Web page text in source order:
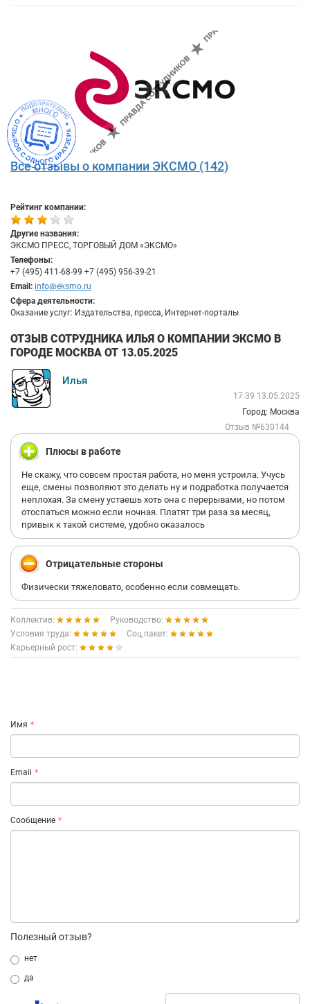
Все отзывы о компании ЭКСМО (142)
Рейтинг компании:
Другие названия:
ЭКСМО ПРЕСС, ТОРГОВЫЙ ДОМ «ЭКСМО»
Телефоны:
+7 (495) 411-68-99 +7 (495) 956-39-21
Email: info@eksmo.ru
Сфера деятельности:
Оказание услуг: Издательства, пресса, Интернет-порталы
ОТЗЫВ СОТРУДНИКА ИЛЬЯ О КОМПАНИИ ЭКСМО В
ГОРОДЕ МОСКВА ОТ 13.05.2025
Илья
17:39 13.05.2025
Город: Москва
Отзыв №630144
Плюсы в работе
Не скажу, что совсем простая работа, но меня устроила. Учусь
еще, смены позволяют это делать ну и подработка получается
неплохая. За смену устаешь хоть она с перерывами, но потом
отоспаться можно если ночная. Платят три раза за месяц,
привык к такой системе, удобно оказалось
Отрицательные стороны
Физически тяжеловато, особенно если совмещать.
Коллектив:
Руководство:
Условия труда:
Соц.пакет:
Карьерный рост:
Имя
Email
Сообщение
Полезный отзыв?
нет
да